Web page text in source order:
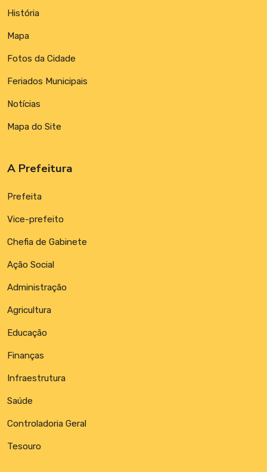
História
Mapa
Fotos da Cidade
Feriados Municipais
Notícias
Mapa do Site
A Prefeitura
Prefeita
Vice-prefeito
Chefia de Gabinete
Ação Social
Administração
Agricultura
Educação
Finanças
Infraestrutura
Saúde
Controladoria Geral
Tesouro